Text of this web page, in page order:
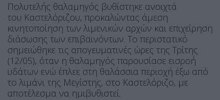
Πολυτελής θαλαμηγός βυθίστηκε ανοιχτά
του Καστελόριζου, προκαλώντας άμεση
κινητοποίηση των λιμενικών αρχών και επιχείρηση
διάσωσης των επιβαινόντων. Το περιστατικό
σημειώθηκε τις απογευματινές ώρες της Τρίτης
(12/05), όταν η θαλαμηγός παρουσίασε εισροή
υδάτων ενώ έπλεε στη θαλάσσια περιοχή έξω από
το λιμάνι της Μεγίστης, στο Καστελόριζο, με
αποτέλεσμα να ημιβυθιστεί.